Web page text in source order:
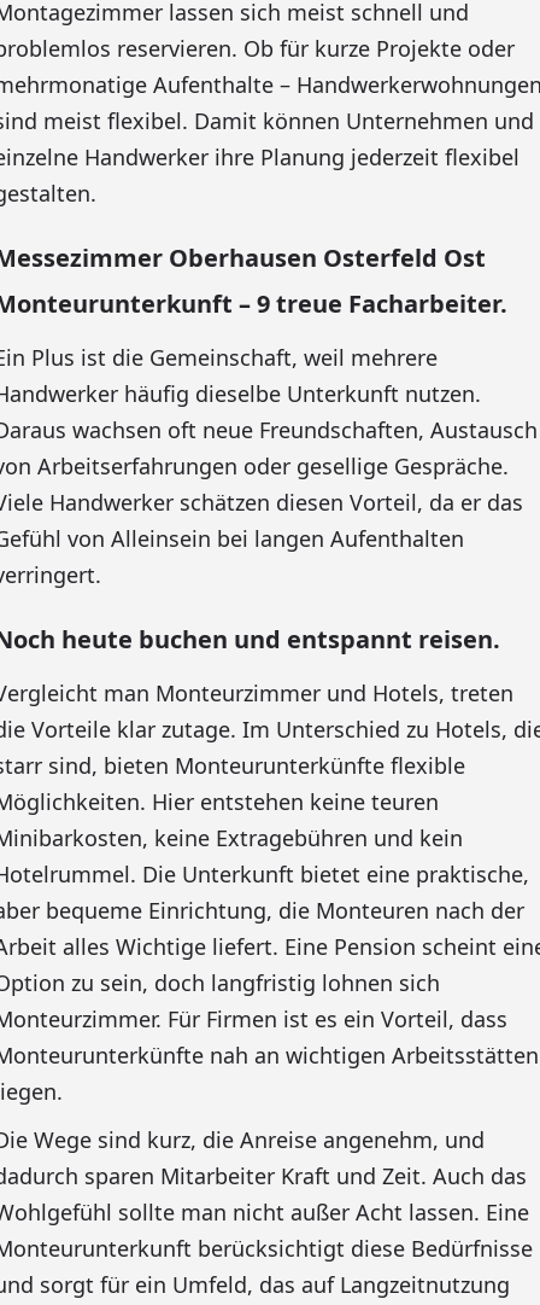
lassen sich meist schnell und
reservieren. Ob für kurze Projekte oder
Aufenthalte –
meist flexibel. Damit können Unternehmen und
Handwerker ihre Planung jederzeit flexibel
Oberhausen Osterfeld Ost
– 9 treue Facharbeiter.
Plus ist die Gemeinschaft, weil mehrere
häufig dieselbe Unterkunft nutzen.
wachsen oft neue Freundschaften, Austausch
Arbeitserfahrungen oder gesellige Gespräche.
Handwerker schätzen diesen Vorteil, da er das
von Alleinsein bei langen Aufenthalten
heute buchen und entspannt reisen.
man Monteurzimmer und Hotels, treten
Vorteile klar zutage. Im Unterschied zu Hotels,
sind, bieten Monteurunterkünfte flexible
Hier entstehen keine teuren
keine Extragebühren und kein
Die Unterkunft bietet eine praktische,
bequeme Einrichtung, die Monteuren nach der
alles Wichtige liefert. Eine Pension scheint
zu sein, doch langfristig lohnen sich
Für Firmen ist es ein Vorteil, dass
nah an wichtigen Arbeitsstätten
Wege sind kurz, die Anreise angenehm, und
sparen Mitarbeiter Kraft und Zeit. Auch das
sollte man nicht außer Acht lassen. Eine
berücksichtigt diese Bedürfnisse
sorgt für ein Umfeld, das auf Langzeitnutzung